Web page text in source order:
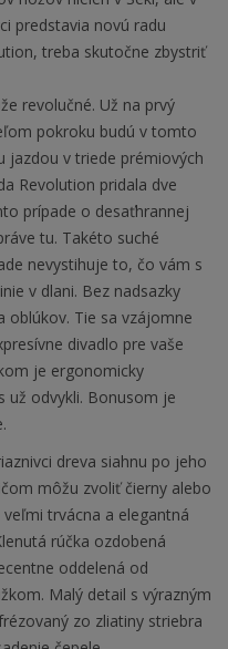
predstavia novú radu
treba skutočne zbystriť
revolučné. Už na prvý
pokroku budú v tomto
jazdou v triede prémiových
Revolution pridala dve
prípade o desaťhrannej
tu. Takéto suché
nevystihuje to, čo vám s
v dlani. Bez nadsazky
oblúkov. Tie sa vzájomne
divadlo pre vaše
je ergonomicky
už odvykli. Bonusom je
dreva siahnu po jeho
môžu zvoliť čierny alebo
trvácna a elegantná
rúčka ozdobená
oddelená od
Malý detail s výrazným
zo zliatiny striebra